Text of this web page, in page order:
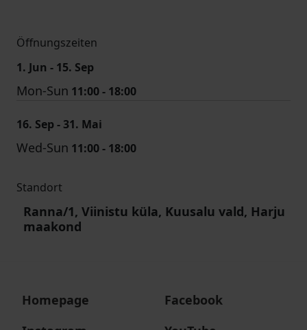
Öffnungszeiten
1. Jun - 15. Sep
Mon-Sun 11:00 - 18:00
16. Sep - 31. Mai
Wed-Sun 11:00 - 18:00
Standort
Ranna/1, Viinistu küla, Kuusalu vald, Harju
maakond
Homepage
Facebook